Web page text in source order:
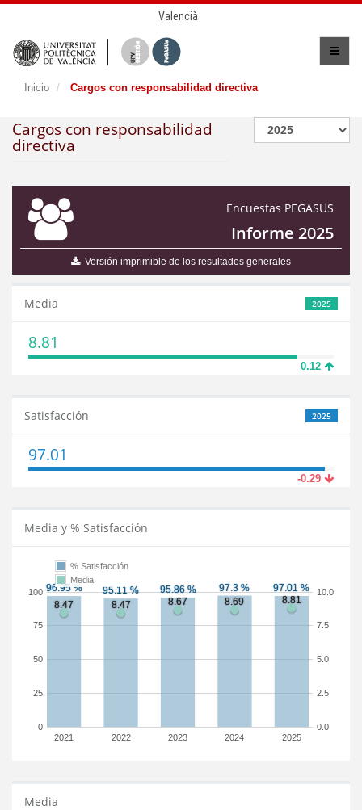
Valencià
Inicio Cargos con responsabilidad directiva
Cargos con responsabilidad
directiva
Encuestas PEGASUS
Informe 2025
Versión imprimible de los resultados generales
2025
Media
8.81
0.12
2025
Satisfacción
97.01
-0.29
Media y % Satisfacción
2021 2022 2023 2024 2025
0
25
50
75
100
0.0
2.5
5.0
7.5
10.0
% Satisfacción
Media
Media